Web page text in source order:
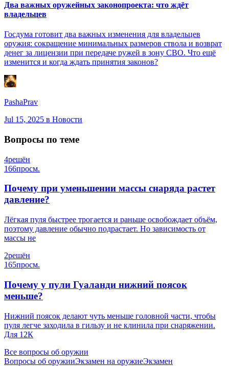
Два важных оружейных законопроекта: что ждёт
владельцев
Госдума готовит два важных изменения для владельцев
оружия: сокращение минимальных размеров ствола и возврат
денег за лицензии при передаче ружей в зону СВО. Что ещё
изменится и когда ждать принятия законов?
PashaPrav
Jul 15, 2025 в Новости
Вопросы по теме
4решён
166просм.
Почему при уменьшении массы снаряда растет
давление?
Лёгкая пуля быстрее трогается и раньше освобождает объём,
поэтому давление обычно подрастает. Но зависимость от
массы не
2решён
165просм.
Почему у пули Гуаланди нижний поясок
меньше?
Нижний поясок делают чуть меньше головной части, чтобы
пуля легче заходила в гильзу и не клинила при снаряжении.
Для 12К
Все вопросы об оружии
Вопросы об оружииЭкзамен на оружиеЭкзамен